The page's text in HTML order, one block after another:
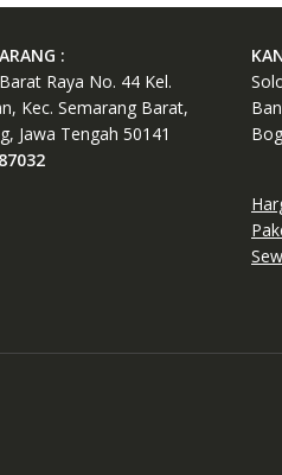
:
Raya No. 44 Kel.
Kec. Semarang Barat,
Jawa Tengah 50141